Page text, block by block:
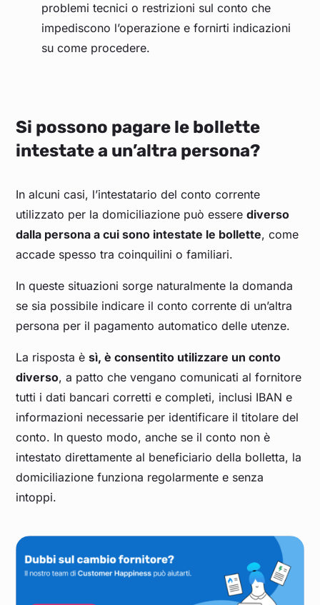
problemi tecnici o restrizioni sul conto che
impediscono l’operazione e fornirti indicazioni
su come procedere.
Si possono pagare le bollette
intestate a un’altra persona?
In alcuni casi, l’intestatario del conto corrente
utilizzato per la domiciliazione può esserediverso
dalla persona a cui sono intestate le bollette, come
accade spesso tra coinquilini o familiari.
In queste situazioni sorge naturalmente la domanda
se sia possibile indicare il conto corrente di un’altra
persona per il pagamento automatico delle utenze.
La risposta èsì, è consentito utilizzare un conto
diverso, a patto che vengano comunicati al fornitore
tutti i dati bancari corretti e completi, inclusi IBAN e
informazioni necessarie per identificare il titolare del
conto. In questo modo, anche se il conto non è
intestato direttamente al beneficiario della bolletta, la
domiciliazione funziona regolarmente e senza
intoppi.